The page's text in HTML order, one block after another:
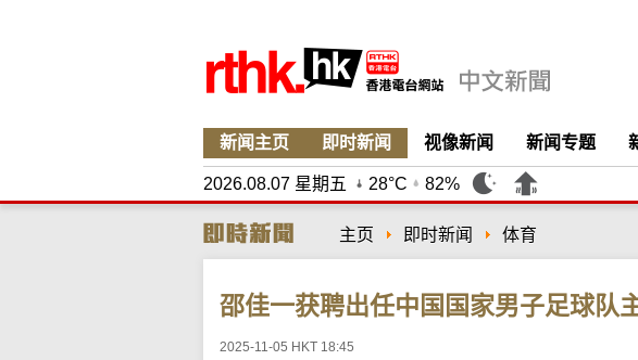
新闻主页 即时新闻 视像新闻 新闻专题
2026.08.07 星期五 28°C 82%
主页 即时新闻 体育
邵佳一获聘出任中国国家男子足球队
2025-11-05 HKT 18:45